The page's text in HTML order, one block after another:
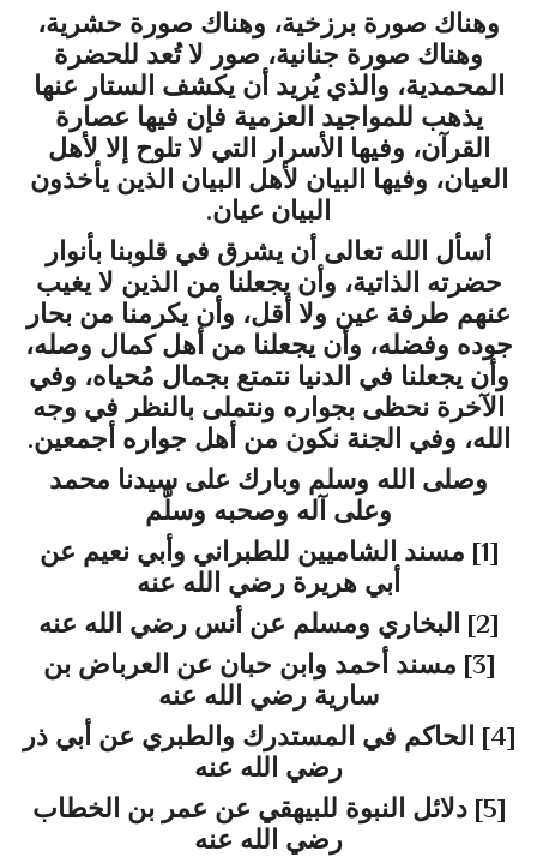
وهناك صورة برزخية، وهناك صورة حشرية،
وهناك صورة جنانية، صور لا تُعد للحضرة
المحمدية، والذي يُريد أن يكشف الستار عنها
يذهب للمواجيد العزمية فإن فيها عصارة
القرآن، وفيها الأسرار التي لا تلوح إلا لأهل
العيان، وفيها البيان لأهل البيان الذين يأخذون
البيان عيان.
أسأل الله تعالى أن يشرق في قلوبنا بأنوار
حضرته الذاتية، وأن يجعلنا من الذين لا يغيب
عنهم طرفة عين ولا أقل، وأن يكرمنا من بحار
جوده وفضله، وأن يجعلنا من أهل كمال وصله،
وأن يجعلنا في الدنيا نتمتع بجمال مُحياه، وفي
الآخرة نحظى بجواره ونتملى بالنظر في وجه
الله، وفي الجنة نكون من أهل جواره أجمعين.
وصلى الله وسلم وبارك على سيدنا محمد
وعلى آله وصحبه وسلَّم
[1]
مسند الشاميين للطبراني وأبي نعيم عن
أبي هريرة رضي الله عنه
[2]
البخاري ومسلم عن أنس رضي الله عنه
[3]
مسند أحمد وابن حبان عن العرباض بن
سارية رضي الله عنه
[4]
الحاكم في المستدرك والطبري عن أبي ذر
رضي الله عنه
[5]
دلائل النبوة للبيهقي عن عمر بن الخطاب
رضي الله عنه